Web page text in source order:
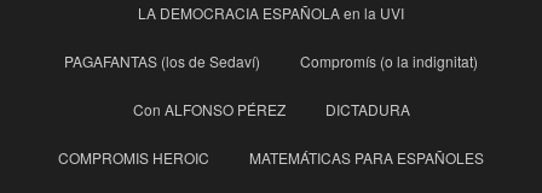
LA DEMOCRACIA ESPAÑOLA en la UVI
PAGAFANTAS (los de Sedaví) Compromís (o la indignitat)
Con ALFONSO PÉREZ DICTADURA
COMPROMIS HEROIC MATEMÁTICAS PARA ESPAÑOLES